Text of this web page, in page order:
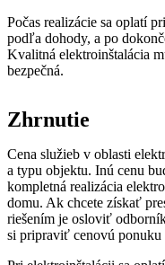
Počas realizácie sa oplatí
podľa dohody, a po
Kvalitná elektroinštalácia
bezpečná.
Zhrnutie
Cena služieb v oblasti
a typu objektu. Inú cenu
kompletná realizácia
domu. Ak chcete získať
riešením je osloviť
si pripraviť cenovú ponuku